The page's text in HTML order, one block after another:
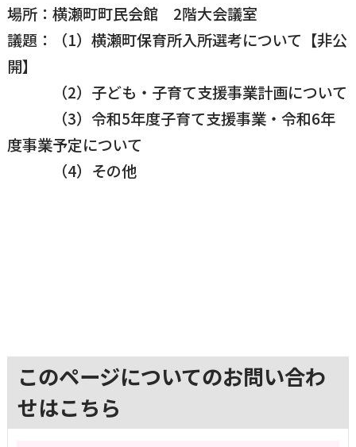
場所：横瀬町町民会館 2階大会議室
議題：（1）横瀬町保育所入所選考について【非公
開】
（2）子ども・子育て支援事業計画について
（3）令和5年度子育て支援事業・令和6年
度事業予定について
（4）その他
このページについてのお問い合わ
せはこちら